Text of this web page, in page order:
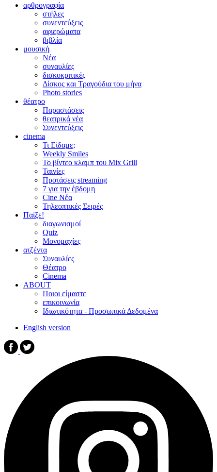
αρθρογραφία
στήλες
συνεντεύξεις
αφιερώματα
βιβλία
μουσική
Νέα
συναυλίες
δισκοκριτικές
Δίσκος και Τραγούδια του μήνα
Photo stories
θέατρο
Παραστάσεις
θεατρικά νέα
Συνεντεύξεις
cinema
Τι Είδαμε;
Weekly Smiles
Το βίντεο κλαμπ του Mix Grill
Ταινίες
Προτάσεις streaming
7 για την έβδομη
Cine Νέα
Τηλεοπτικές Σειρές
Παίξε!
διαγωνισμοί
Quiz
Μονομαχίες
ατζέντα
Συναυλίες
Θέατρο
Cinema
ABOUT
Ποιοι είμαστε
επικοινωνία
Ιδιωτικότητα - Προσωπικά Δεδομένα
English version